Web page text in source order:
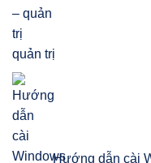
quản trị
Hướng dẫn cài